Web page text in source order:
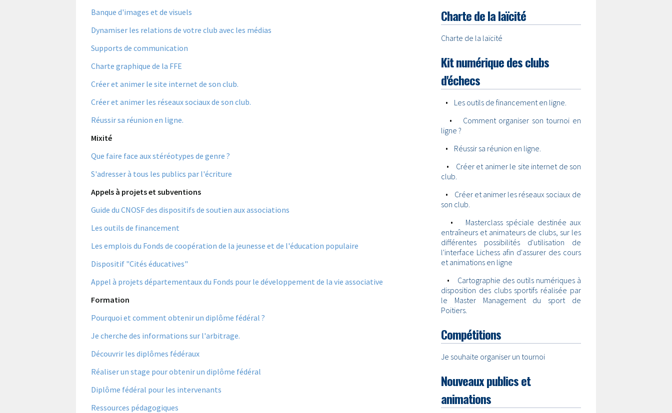
Banque d'images et de visuels
Dynamiser les relations de votre club avec les médias
Supports de communication
Charte graphique de la FFE
Créer et animer le site internet de son club.
Créer et animer les réseaux sociaux de son club.
Réussir sa réunion en ligne.
Mixité
Que faire face aux stéréotypes de genre ?
S'adresser à tous les publics par l'écriture
Appels à projets et subventions
Guide du CNOSF des dispositifs de soutien aux associations
Les outils de financement
Les emplois du Fonds de coopération de la jeunesse et de l'éducation populaire
Dispositif "Cités éducatives"
Appel à projets départementaux du Fonds pour le développement de la vie associative
Formation
Pourquoi et comment obtenir un diplôme fédéral ?
Je cherche des informations sur l'arbitrage.
Découvrir les diplômes fédéraux
Réaliser un stage pour obtenir un diplôme fédéral
Diplôme fédéral pour les intervenants
Ressources pédagogiques
Charte de la laïcité
Charte de la laïcité
Kit numérique des clubs
d'échecs
• Les outils de financement en ligne.
• Comment organiser son tournoi en
ligne ?
• Réussir sa réunion en ligne.
• Créer et animer le site internet de son
club.
• Créer et animer les réseaux sociaux de
son club.
• Masterclass spéciale destinée aux
entraîneurs et animateurs de clubs, sur les
différentes possibilités d'utilisation de
l'interface Lichess afin d'assurer des cours
et animations en ligne
• Cartographie des outils numériques à
disposition des clubs sportifs réalisée par
le Master Management du sport de
Poitiers.
Compétitions
Je souhaite organiser un tournoi
Nouveaux publics et
animations